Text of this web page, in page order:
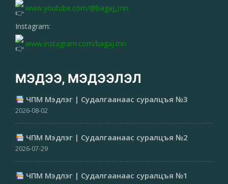
www.youtube.com/@bagaj_mn
Instagram:
www.instagram.com/bagaj.mn
МЭДЭЭ, МЭДЭЭЛЭЛ
ЧПМ Мэдлэг | Судалгаанаас суралцъя №3
2026-08-02
ЧПМ Мэдлэг | Судалгаанаас суралцъя №2
2026-07-29
ЧПМ Мэдлэг | Судалгаанаас суралцъя №1